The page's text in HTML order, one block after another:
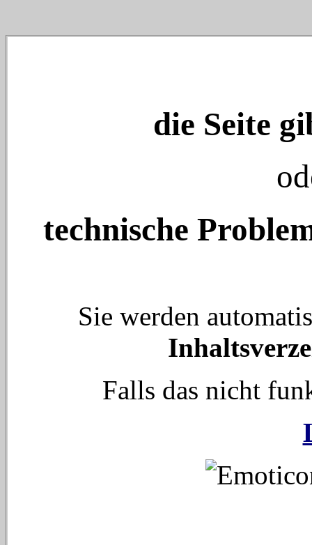
die Seite
technische
Sie werden
Falls das nicht